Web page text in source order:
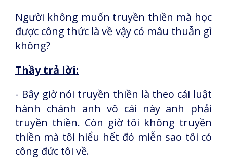
Người không muốn truyền thiền mà học
được công thức là về vậy có mâu thuẫn gì
không?
Thầy trả lời:
- Bây giờ nói truyền thiền là theo cái luật
hành chánh anh vô cái này anh phải
truyền thiền. Còn giờ tôi không truyền
thiền mà tôi hiểu hết đó miễn sao tôi có
công đức tôi về.